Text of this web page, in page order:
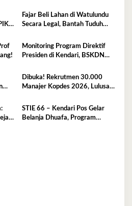
Fajar Beli Lahan di Watulundu
Secara Legal, Bantah Tuduh
Monitoring Program Direktif
Presiden di Kendari, BSKDN
Sinkronisasi Pusat dan Daerah
Dibuka! Rekrutmen 30.000
Manajer Kopdes 2026, Lulusan
STIE 66 – Kendari Pos Gelar
Belanja Dhuafa, Program